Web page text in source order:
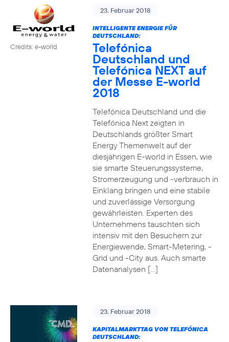
Credits: e-world
23. Februar 2018
INTELLIGENTE ENERGIE FÜR
DEUTSCHLAND:
Telefónica
Deutschland und
Telefónica NEXT auf
der Messe E-world
2018
Telefónica Deutschland und die
Telefónica Next zeigten in
Deutschlands größter Smart
Energy Themenwelt auf der
diesjährigen E-world in Essen, wie
sie smarte Steuerungssysteme,
Stromerzeugung und -verbrauch in
Einklang bringen und eine stabile
und zuverlässige Versorgung
gewährleisten. Experten des
Unternehmens tauschten sich
intensiv mit den Besuchern zur
Energiewende, Smart-Metering, -
Grid und -City aus. Auch smarte
Datenanalysen […]
23. Februar 2018
KAPITALMARKTTAG VON TELEFÓNICA
DEUTSCHLAND: